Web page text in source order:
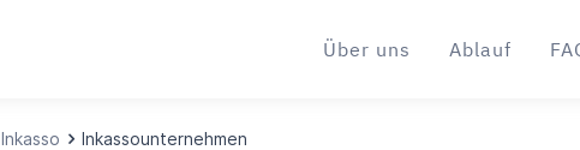
Über uns Ablauf
Inkasso Inkassounternehmen